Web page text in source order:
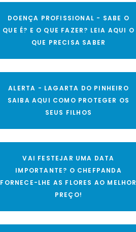
DOENÇA PROFISSIONAL - SABE O
QUE É? E O QUE FAZER? LEIA AQUI O
QUE PRECISA SABER
ALERTA - LAGARTA DO PINHEIRO
SAIBA AQUI COMO PROTEGER OS
SEUS FILHOS
VAI FESTEJAR UMA DATA
IMPORTANTE? O CHEFPANDA
FORNECE-LHE AS FLORES AO MELHOR
PREÇO!